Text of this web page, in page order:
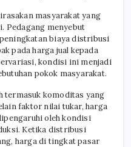
masyarakat yang
Pedagang menyebut
biaya distribusi
pada harga jual kepada
kondisi ini menjadi
pokok masyarakat.
termasuk komoditas yang
faktor nilai tukar, harga
oleh kondisi
Ketika distribusi
harga di tingkat pasar